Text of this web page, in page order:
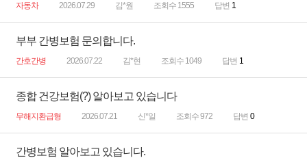
자동차 2026.07.29 김*원 조회수 1555 답변 1
부부 간병보험 문의합니다.
간호간병 2026.07.22 김*현 조회수 1049 답변 1
종합 건강보험(?) 알아보고 있습니다
무해지환급형 2026.07.21 신*일 조회수 972 답변 0
간병보험 알아보고 있습니다.